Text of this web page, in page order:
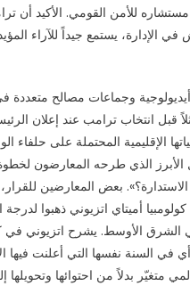
مستشاره للأمن القومي. الأكيد
الإدارة، يستمع جيداً للآراء
وجماعات مصالح متعددة
قبل انتخاب ترامب عند إعلان
الإقليمية المحتملة على
الأبرز الذي طرحه المعارضون
بعض المعارضين للقرار،
أميتاي اتزيوني ذهبوا
في السنة نفسها التي أعلنت فيها
بدلاً من احتوائها وتحويلها